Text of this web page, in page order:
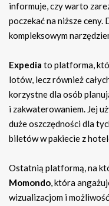
informuje, czy warto
poczekać na niższe
kompleksowym
Expedia to platforma,
lotów, lecz również
korzystne dla osób
i zakwaterowaniem. Jej
duże oszczędności dla
biletów w pakiecie z
Ostatnią platformą, na
Momondo, która
wizualizacjom i